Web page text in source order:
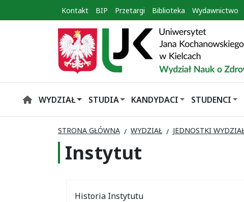
Kontakt BIP Przetargi Biblioteka Wydawnictwo
HOMEWYDZIAŁ STUDIA KANDYDACI STUDENCI
STRONA GŁÓWNA WYDZIAŁ JEDNOSTKI
Instytut
Historia Instytutu